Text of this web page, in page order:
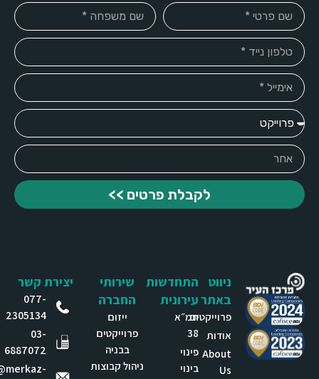
לקבלת פרטים >>
ניווט
באתר
פרוייקטים
אודות
About
Us
התחדשות
עירונית
תמ״א
38
פינוי
בינוי
שירותי
החברה
ייזום
פרוייקטים
בבניה
ניהול קבוצות
יצירת קשר
077-
2305134
03-
6887072